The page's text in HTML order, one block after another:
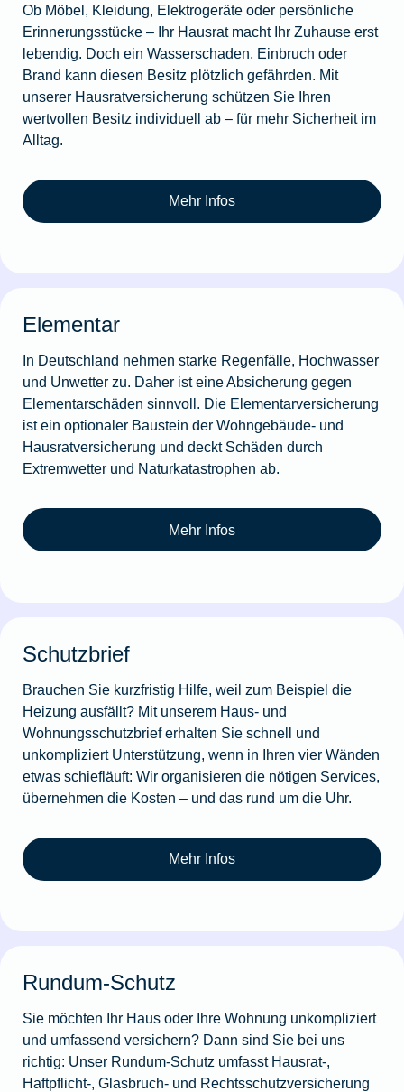
Ob Möbel, Kleidung, Elektrogeräte oder persönliche
Erinnerungsstücke – Ihr Hausrat macht Ihr Zuhause erst
lebendig. Doch ein Wasserschaden, Einbruch oder
Brand kann diesen Besitz plötzlich gefährden. Mit
unserer Hausratversicherung schützen Sie Ihren
wertvollen Besitz individuell ab – für mehr Sicherheit im
Alltag.
Mehr Infos
Elementar
In Deutschland nehmen starke Regenfälle, Hochwasser
und Unwetter zu. Daher ist eine Absicherung gegen
Elementarschäden sinnvoll. Die Elementarversicherung
ist ein optionaler Baustein der Wohngebäude- und
Hausratversicherung und deckt Schäden durch
Extremwetter und Naturkatastrophen ab.
Mehr Infos
Schutzbrief
Brauchen Sie kurzfristig Hilfe, weil zum Beispiel die
Heizung ausfällt? Mit unserem Haus- und
Wohnungsschutzbrief erhalten Sie schnell und
unkompliziert Unterstützung, wenn in Ihren vier Wänden
etwas schiefläuft: Wir organisieren die nötigen Services,
übernehmen die Kosten – und das rund um die Uhr.
Mehr Infos
Rundum-Schutz
Sie möchten Ihr Haus oder Ihre Wohnung unkompliziert
und umfassend versichern? Dann sind Sie bei uns
richtig: Unser Rundum-Schutz umfasst Hausrat-,
Haftpflicht-, Glasbruch- und Rechtsschutzversicherung